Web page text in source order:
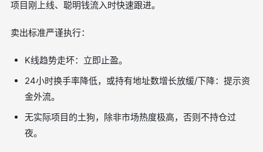
项目刚上线、聪明钱流入时快速跟进。
卖出标准严谨执行：
K线趋势走坏：立即止盈。
24小时换手率降低，或持有地址数增长放缓/下降：提示资
金外流。
无实际项目的土狗，除非市场热度极高，否则不持仓过
夜。